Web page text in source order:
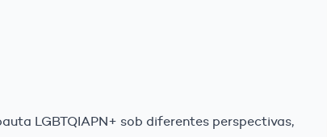
LGBTQIAPN+ sob diferentes perspectivas,